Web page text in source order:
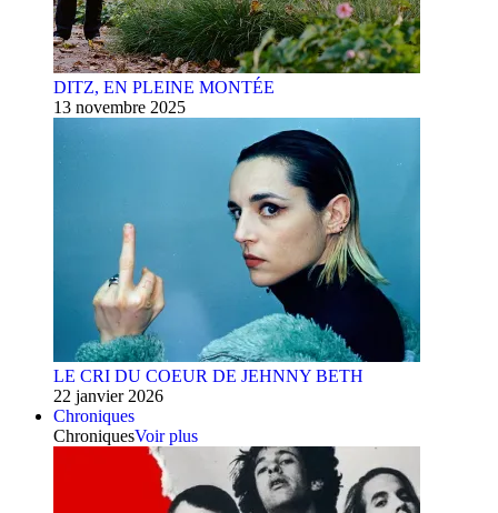
DITZ, EN PLEINE MONTÉE
13 novembre 2025
LE CRI DU COEUR DE JEHNNY BETH
22 janvier 2026
Chroniques
ChroniquesVoir plus